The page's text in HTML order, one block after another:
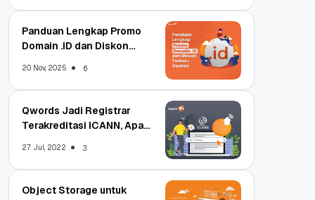
Panduan Lengkap Promo
Domain .ID dan Diskon
20 Nov, 2025 6
Qwords Jadi Registrar
Terakreditasi ICANN, Apa
27 Jul, 2022 3
Object Storage untuk